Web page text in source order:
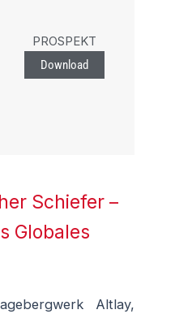
PROSPEKT
Download
Schiefer –
Globales
Altlay,